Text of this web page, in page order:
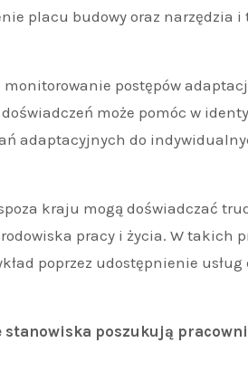
placu budowy oraz narzędzia i
monitorowanie postępów
może pomóc w
adaptacyjnych do
kraju mogą doświadczać
pracy i życia. W takich
poprzez udostępnienie usług
stanowiska poszukują